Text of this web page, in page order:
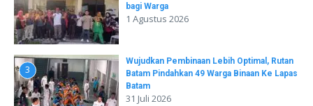
bagi Warga
1 Agustus 2026
3
Wujudkan Pembinaan Lebih Optimal, Rutan
Batam Pindahkan 49 Warga Binaan Ke Lapas
Batam
31 Juli 2026